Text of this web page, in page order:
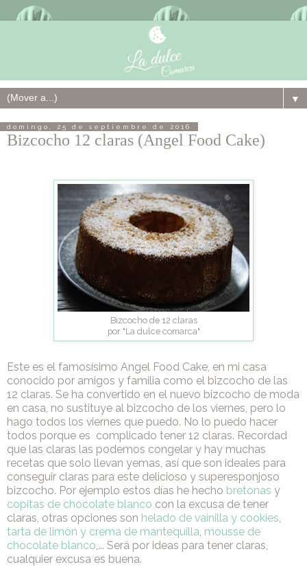
▼
domingo, 25 de septiembre de 2016
Bizcocho 12 claras (Angel Food Cake)
Bizcocho de 12 claras
por "La dulce comarca"
Este es el famosísimo Angel Food Cake, en mi casa
conocido por amigos y familia como el bizcocho de las
12 claras. Se ha convertido en el nuevo bizcocho de moda
en casa, no sustituye al bizcocho de los viernes, pero lo
hago todos los viernes que puedo. No lo puedo hacer
todos porque es complicado tener 12 claras. Recordad
que las claras las podemos congelar y hay muchas
recetas que solo llevan yemas, así que son ideales para
conseguir claras para este delicioso y superesponjoso
bizcocho. Por ejemplo estos días he hecho bretonas y
copitas de chocolate blanco con la excusa de tener
claras, otras opciones son helado de vainilla y cookies,
tarta de limón y crema de mantequilla, mousse de
chocolate blanco,... Será por ideas para tener claras,
cualquier excusa es buena.